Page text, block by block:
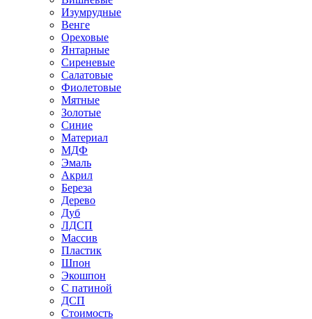
Изумрудные
Венге
Ореховые
Янтарные
Сиреневые
Салатовые
Фиолетовые
Мятные
Золотые
Синие
Материал
МДФ
Эмаль
Акрил
Береза
Дерево
Дуб
ЛДСП
Массив
Пластик
Шпон
Экошпон
С патиной
ДСП
Стоимость